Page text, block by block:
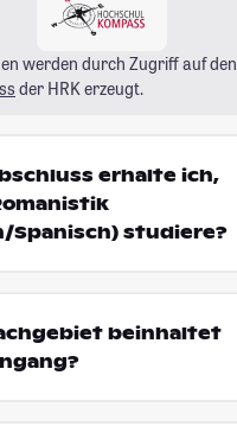
werden durch Zugriff auf den
der HRK erzeugt.
erhalte ich,
Spanisch) studiere?
beinhaltet